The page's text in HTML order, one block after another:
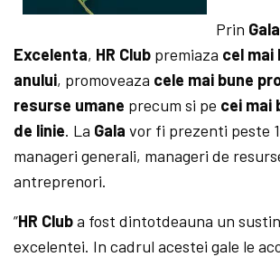
Prin
Excelenta, HR Club premiaza cel mai
anului, promoveaza cele mai bune
resurse umane precum si pe cei mai
de linie. La Galavor fi prezenti peste
manageri generali, manageri de
antreprenori.
”HR Cluba fost dintotdeauna un
excelentei. In cadrul acestei gale le